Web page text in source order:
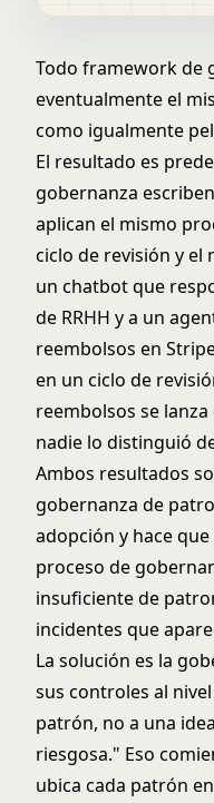
Todo framework de
eventualmente el
como igualmente
El resultado es
gobernanza
aplican el mismo
ciclo de revisión y el
un chatbot que
de RRHH y a un
reembolsos en
en un ciclo de
reembolsos se
nadie lo distinguió
Ambos resultados
gobernanza de
adopción y hace
proceso de
insuficiente de
incidentes que
La solución es la
sus controles al
patrón, no a una
riesgosa." Eso
ubica cada patrón